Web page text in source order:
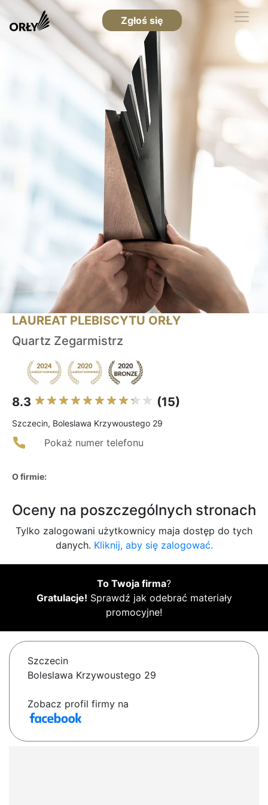
Zgłoś się
LAUREAT PLEBISCYTU ORŁY
Quartz Zegarmistrz
8.3 (15)
Szczecin, Boleslawa Krzywoustego 29
Pokaż numer telefonu
O firmie:
Oceny na poszczególnych stronach
Tylko zalogowani użytkownicy maja dostęp do tych
danych. Kliknij, aby się zalogować.
To Twoja firma?
Gratulacje! Sprawdź jak odebrać materiały
promocyjne!
Szczecin
Boleslawa Krzywoustego 29
Zobacz profil firmy na